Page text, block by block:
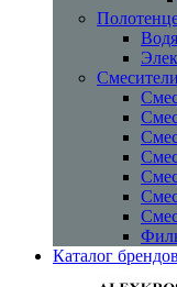
Смесители
Каталог брендов